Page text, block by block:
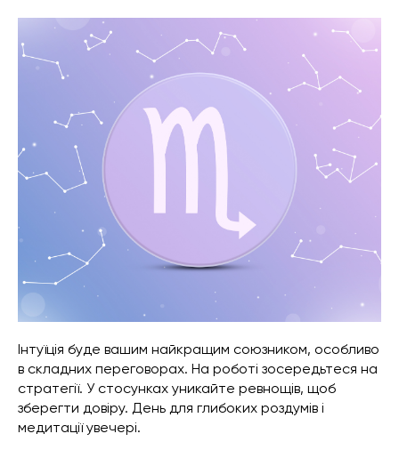
Інтуїція буде вашим найкращим союзником, особливо
в складних переговорах. На роботі зосередьтеся на
стратегії. У стосунках уникайте ревнощів, щоб
зберегти довіру. День для глибоких роздумів і
медитації увечері.